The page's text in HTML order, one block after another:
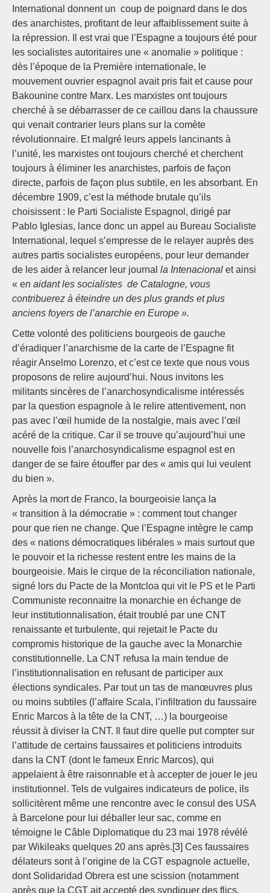
International donnent un coup de poignard dans le dos
des anarchistes, profitant de leur affaiblissement suite à
la répression. Il est vrai que l’Espagne a toujours été pour
les socialistes autoritaires une « anomalie » politique :
dès l’époque de la Première internationale, le
mouvement ouvrier espagnol avait pris fait et cause pour
Bakounine contre Marx. Les marxistes ont toujours
cherché à se débarrasser de ce caillou dans la chaussure
qui venait contrarier leurs plans sur la comète
révolutionnaire. Et malgré leurs appels lancinants à
l’unité, les marxistes ont toujours cherché et cherchent
toujours à éliminer les anarchistes, parfois de façon
directe, parfois de façon plus subtile, en les absorbant. En
décembre 1909, c’est la méthode brutale qu’ils
choisissent : le Parti Socialiste Espagnol, dirigé par
Pablo Iglesias, lance donc un appel au Bureau Socialiste
International, lequel s’empresse de le relayer auprès des
autres partis socialistes européens, pour leur demander
de les aider à relancer leur journal la Intenacional et ainsi
« en aidant les socialistes de Catalogne, vous
contribuerez à éteindre un des plus grands et plus
anciens foyers de l’anarchie en Europe ».
Cette volonté des politiciens bourgeois de gauche
d’éradiquer l’anarchisme de la carte de l’Espagne fit
réagir Anselmo Lorenzo, et c’est ce texte que nous vous
proposons de relire aujourd’hui. Nous invitons les
militants sincères de l’anarchosyndicalisme intéressés
par la question espagnole à le relire attentivement, non
pas avec l’œil humide de la nostalgie, mais avec l’œil
acéré de la critique. Car il se trouve qu’aujourd’hui une
nouvelle fois l’anarchosyndicalisme espagnol est en
danger de se faire étouffer par des « amis qui lui veulent
du bien ».
Après la mort de Franco, la bourgeoisie lança la
« transition à la démocratie » : comment tout changer
pour que rien ne change. Que l’Espagne intègre le camp
des « nations démocratiques libérales » mais surtout que
le pouvoir et la richesse restent entre les mains de la
bourgeoisie. Mais le cirque de la réconciliation nationale,
signé lors du Pacte de la Montcloa qui vit le PS et le Parti
Communiste reconnaitre la monarchie en échange de
leur institutionnalisation, était troublé par une CNT
renaissante et turbulente, qui rejetait le Pacte du
compromis historique de la gauche avec la Monarchie
constitutionnelle. La CNT refusa la main tendue de
l’institutionnalisation en refusant de participer aux
élections syndicales. Par tout un tas de manœuvres plus
ou moins subtiles (l’affaire Scala, l’infiltration du faussaire
Enric Marcos à la tête de la CNT, …) la bourgeoise
réussit à diviser la CNT. Il faut dire quelle put compter sur
l’attitude de certains faussaires et politiciens introduits
dans la CNT (dont le fameux Enric Marcos), qui
appelaient à être raisonnable et à accepter de jouer le jeu
institutionnel. Tels de vulgaires indicateurs de police, ils
sollicitèrent même une rencontre avec le consul des USA
à Barcelone pour lui déballer leur sac, comme en
témoigne le Câble Diplomatique du 23 mai 1978 révélé
par Wikileaks quelques 20 ans après.[3] Ces faussaires
délateurs sont à l’origine de la CGT espagnole actuelle,
dont Solidaridad Obrera est une scission (notamment
après que la CGT ait accepté des syndiquer des flics,